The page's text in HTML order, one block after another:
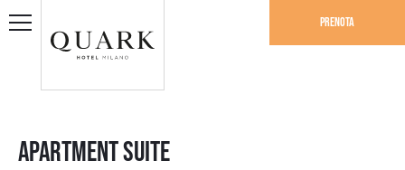
Prenota
Apartment Suite